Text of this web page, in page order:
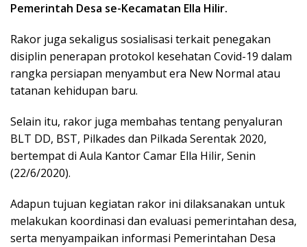
Pemerintah Desa se-Kecamatan Ella Hilir.
Rakor juga sekaligus sosialisasi terkait penegakan
disiplin penerapan protokol kesehatan Covid-19 dalam
rangka persiapan menyambut era New Normal atau
tatanan kehidupan baru.
Selain itu, rakor juga membahas tentang penyaluran
BLT DD, BST, Pilkades dan Pilkada Serentak 2020,
bertempat di Aula Kantor Camar Ella Hilir, Senin
(22/6/2020).
Adapun tujuan kegiatan rakor ini dilaksanakan untuk
melakukan koordinasi dan evaluasi pemerintahan desa,
serta menyampaikan informasi Pemerintahan Desa